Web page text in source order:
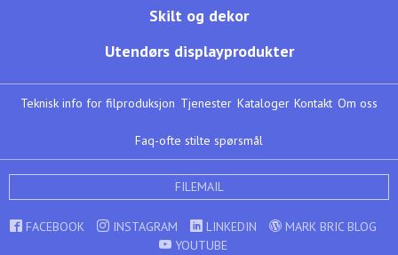
Skilt og dekor
Utendørs displayprodukter
Teknisk info for filproduksjon Tjenester Kataloger Kontakt Om oss
Faq-ofte stilte spørsmål
FILEMAIL
FACEBOOK INSTAGRAM LINKEDIN
MARK BRIC BLOG
YOUTUBE